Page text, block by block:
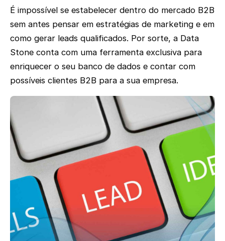
É impossível se estabelecer dentro do mercado B2B
sem antes pensar em estratégias de marketing e em
como gerar leads qualificados. Por sorte, a Data
Stone conta com uma ferramenta exclusiva para
enriquecer o seu banco de dados e contar com
possíveis clientes B2B para a sua empresa.